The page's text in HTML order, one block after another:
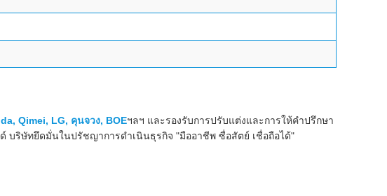
Qimei, LG, คุนจวง, BOEฯลฯ และรองรับการปรับแต่งและการให้คำปรึกษา
บริษัทยึดมั่นในปรัชญาการดำเนินธุรกิจ "มืออาชีพ ซื่อสัตย์ เชื่อถือได้"